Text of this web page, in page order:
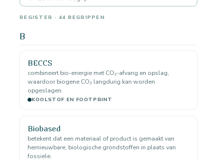
REGISTER · 44 BEGRIPPEN
B
BECCS
combineert bio-energie met CO₂-afvang en opslag,
waardoor biogene CO₂ langdurig kan worden
opgeslagen.
KOOLSTOF EN FOOTPRINT
Biobased
betekent dat een materiaal of product is gemaakt van
hernieuwbare, biologische grondstoffen in plaats van
fossiele.